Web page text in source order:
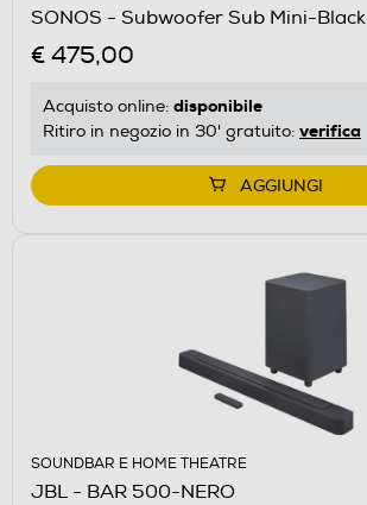
SONOS - Subwoofer Sub Mini-Black
€ 475,00
Acquisto online: disponibile
Ritiro in negozio in 30' gratuito: verifica
AGGIUNGI
SOUNDBAR E HOME THEATRE
JBL - BAR 500-NERO